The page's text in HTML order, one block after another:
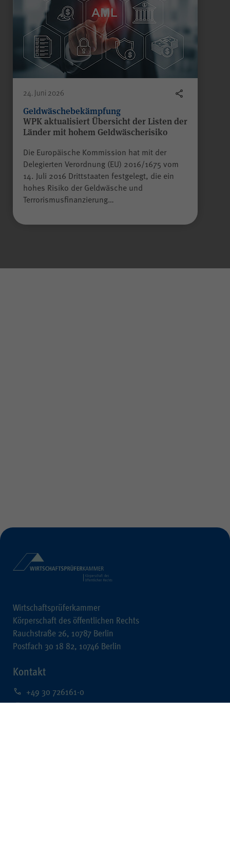
24. Juni 2026
Geldwäschebekämpfung
WPK aktualisiert Übersicht der Listen der
Länder mit hohem Geldwäscherisiko
Die Europäische Kommission hat mit der
Delegierten Verordnung (EU) 2016/1675 vom
14. Juli 2016 Drittstaaten festgelegt, die ein
hohes Risiko der Geldwäsche und
Terrorismusfinanzierung…
Wirtschaftsprüferkammer
Körperschaft des öffentlichen Rechts
Rauchstraße 26, 10787 Berlin
Postfach 30 18 82, 10746 Berlin
Kontakt
+49 30 726161-0
+49 30 726161-212
Zweck
Gilt nur für den
passwortgeschützten
Mitgliederbereich „Meine
WPK“:
Speichern und Wiederherstellen
einer genauen Scroll-Position
auf bestimmten Seiten innerhalb